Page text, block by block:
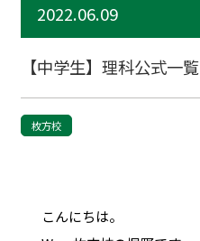
2022.06.09
【中学生】理科公式一覧
枚方校
こんにちは。